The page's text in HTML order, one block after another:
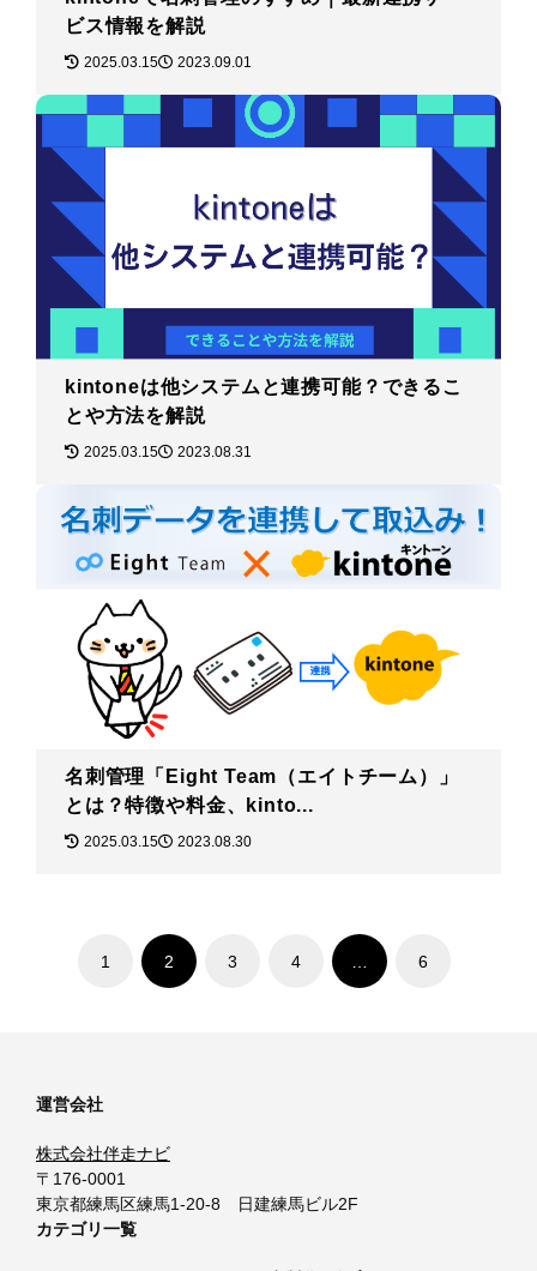
ビス情報を解説
2025.03.15 2023.09.01
kintoneは他システムと連携可能？できるこ
とや方法を解説
2025.03.15 2023.08.31
名刺管理「Eight Team（エイトチーム）」
とは？特徴や料金、kinto...
2025.03.15 2023.08.30
1 2 3 4 6
運営会社
株式会社伴走ナビ
〒176-0001
東京都練馬区練馬1-20-8 日建練馬ビル2F
カテゴリ一覧